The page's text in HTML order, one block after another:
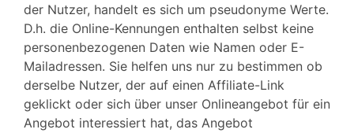
der Nutzer, handelt es sich um pseudonyme Werte.
D.h. die Online-Kennungen enthalten selbst keine
personenbezogenen Daten wie Namen oder E-
Mailadressen. Sie helfen uns nur zu bestimmen ob
derselbe Nutzer, der auf einen Affiliate-Link
geklickt oder sich über unser Onlineangebot für ein
Angebot interessiert hat, das Angebot